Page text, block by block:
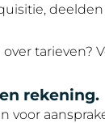
tarieven?
rekening.
voor